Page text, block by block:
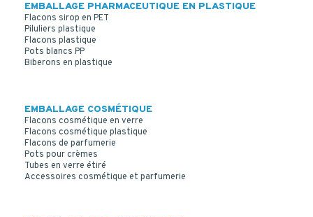
EMBALLAGE PHARMACEUTIQUE EN PLASTIQUE
Flacons sirop en PET
Piluliers plastique
Flacons plastique
Pots blancs PP
Biberons en plastique
EMBALLAGE COSMÉTIQUE
Flacons cosmétique en verre
Flacons cosmétique plastique
Flacons de parfumerie
Pots pour crèmes
Tubes en verre étiré
Accessoires cosmétique et parfumerie